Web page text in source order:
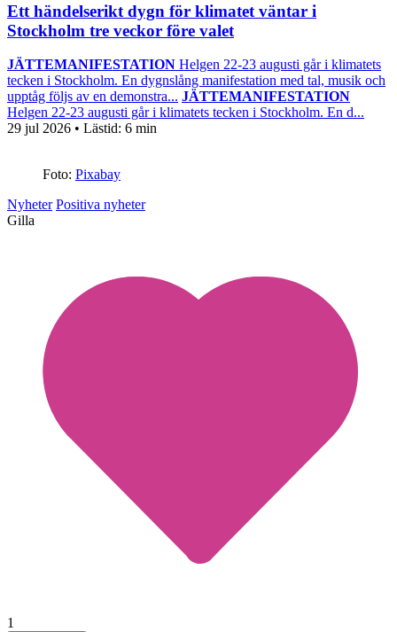
Ett händelserikt dygn för klimatet väntar i
Stockholm tre veckor före valet
JÄTTEMANIFESTATION Helgen 22-23 augusti går i klimatets
tecken i Stockholm. En dygnslång manifestation med tal, musik och
upptåg följs av en demonstra... JÄTTEMANIFESTATION
Helgen 22-23 augusti går i klimatets tecken i Stockholm. En d...
29 jul 2026 • Lästid: 6 min
Foto: Pixabay
Nyheter Positiva nyheter
Gilla
1